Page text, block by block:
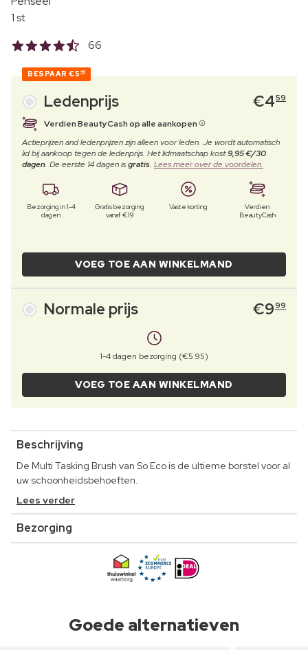
1 st
66
BESPAAR €5 40
Ledenprijs €459
Verdien BeautyCash op alle aankopen
Actieprijzen and ledenprijzen zijn alleen voor leden. Je wordt automatisch
lid bij aankoop tegen de ledenprijs. Het lidmaatschap kost9,95 €/30
dagen. De eerste 14 dagen isgratis. Lees meer over de voordelen.
Bezorging in 1-4
dagen
Gratis bezorging
vanaf €19
Vaste korting
Verdien
BeautyCash
VOEG TOE AAN WINKELMAND
Normale prijs €999
1-4 dagen bezorging (€5.95)
VOEG TOE AAN WINKELMAND
Beschrijving
De Multi Tasking Brush van So Eco is de ultieme borstel voor al
uw schoonheidsbehoeften.
Lees verder
Bezorging
Goede alternatieven